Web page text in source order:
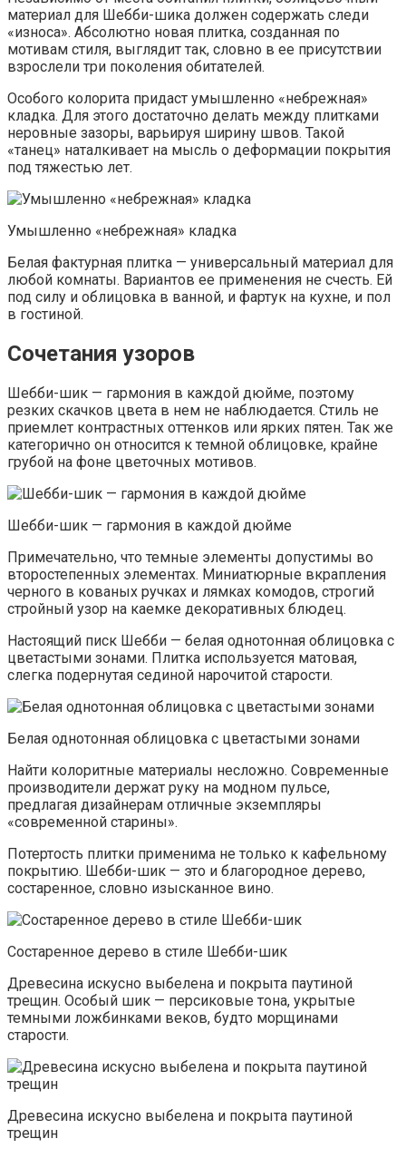
материал для Шебби-шика должен содержать следи
«износа». Абсолютно новая плитка, созданная по
мотивам стиля, выглядит так, словно в ее присутствии
взрослели три поколения обитателей.
Особого колорита придаст умышленно «небрежная»
кладка. Для этого достаточно делать между плитками
неровные зазоры, варьируя ширину швов. Такой
«танец» наталкивает на мысль о деформации покрытия
под тяжестью лет.
Умышленно «небрежная» кладка
Белая фактурная плитка — универсальный материал для
любой комнаты. Вариантов ее применения не счесть. Ей
под силу и облицовка в ванной, и фартук на кухне, и пол
в гостиной.
Сочетания узоров
Шебби-шик — гармония в каждой дюйме, поэтому
резких скачков цвета в нем не наблюдается. Стиль не
приемлет контрастных оттенков или ярких пятен. Так же
категорично он относится к темной облицовке, крайне
грубой на фоне цветочных мотивов.
Шебби-шик — гармония в каждой дюйме
Примечательно, что темные элементы допустимы во
второстепенных элементах. Миниатюрные вкрапления
черного в кованых ручках и лямках комодов, строгий
стройный узор на каемке декоративных блюдец.
Настоящий писк Шебби — белая однотонная облицовка с
цветастыми зонами. Плитка используется матовая,
слегка подернутая сединой нарочитой старости.
Белая однотонная облицовка с цветастыми зонами
Найти колоритные материалы несложно. Современные
производители держат руку на модном пульсе,
предлагая дизайнерам отличные экземпляры
«современной старины».
Потертость плитки применима не только к кафельному
покрытию. Шебби-шик — это и благородное дерево,
состаренное, словно изысканное вино.
Состаренное дерево в стиле Шебби-шик
Древесина искусно выбелена и покрыта паутиной
трещин. Особый шик — персиковые тона, укрытые
темными ложбинками веков, будто морщинами
старости.
Древесина искусно выбелена и покрыта паутиной
трещин